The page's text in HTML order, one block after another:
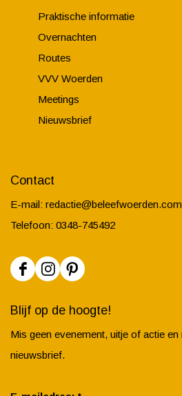
Praktische informatie
Overnachten
Routes
VVV Woerden
Meetings
Nieuwsbrief
Contact
E-mail: redactie@beleefwoerden.com
Telefoon: 0348-745492
F
c
e
b
I
t
a
P
t
Blijf op de hoogte!
Mis geen evenement, uitje of actie
nieuwsbrief.